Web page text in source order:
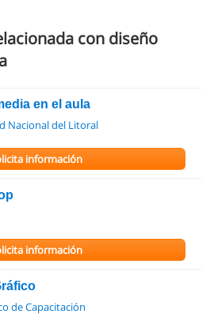
con diseño
en el aula
Nacional del Litoral
información
información
de Capacitación